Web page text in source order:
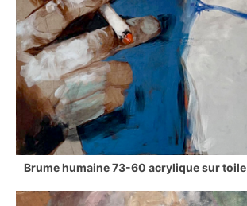
Brume humaine 73-60 acrylique sur toile